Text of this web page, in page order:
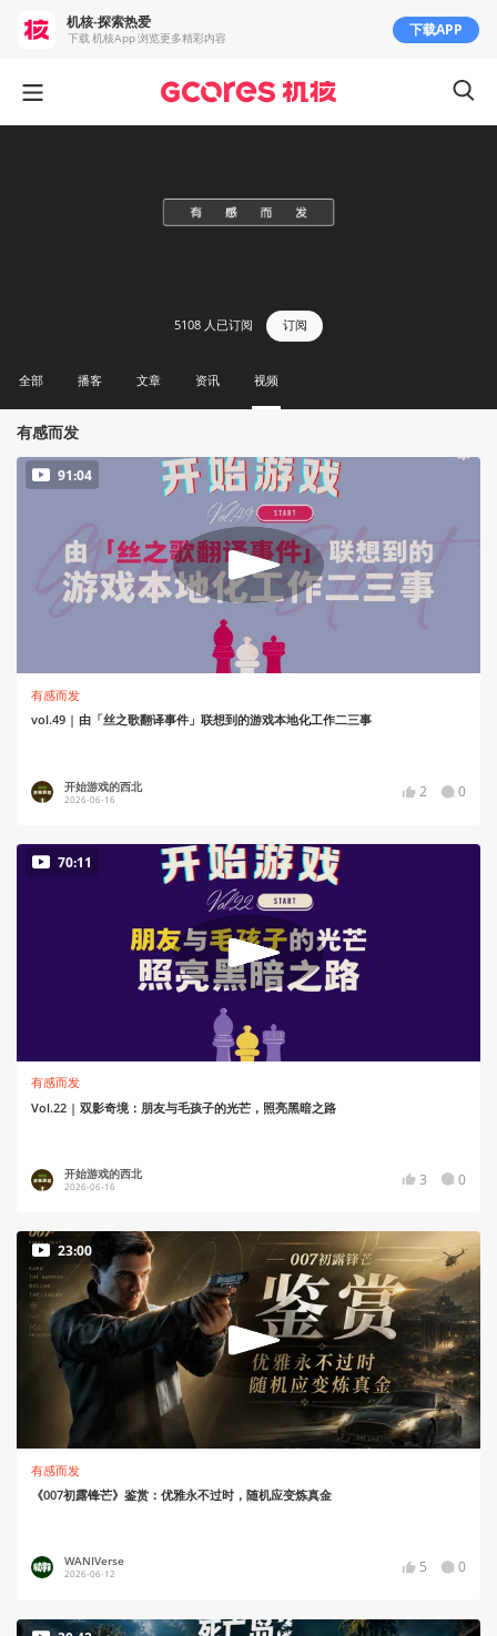
5108 人已订阅 订阅
全部 播客 文章 资讯 视频
有感而发
91:04
有感而发
vol.49 | 由「丝之歌翻译事件」联想到的游戏本地化工作二三事
开始游戏的西北
2026-06-16 2 0
70:11
有感而发
Vol.22 | 双影奇境：朋友与毛孩子的光芒，照亮黑暗之路
开始游戏的西北
2026-06-16 3 0
23:00
有感而发
《007初露锋芒》鉴赏：优雅永不过时，随机应变炼真金
WANIVerse
2026-06-12 5 0
机核-探索热爱
下载 机核App 浏览更多精彩内容 下载APP